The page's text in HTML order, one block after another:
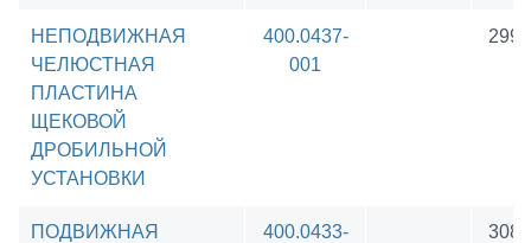
НЕПОДВИЖНАЯ
ЧЕЛЮСТНАЯ
ПЛАСТИНА
ЩЕКОВОЙ
ДРОБИЛЬНОЙ
УСТАНОВКИ
400.0437-
001
ПОДВИЖНАЯ
400.0433-